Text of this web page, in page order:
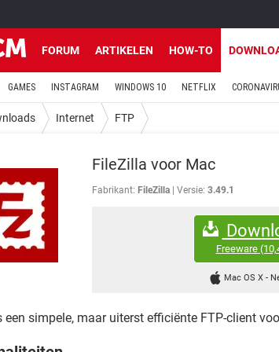
FORUM ARTIKELEN HOW-TO
GAMES INSTAGRAM WINDOWS 10 NETFLIX
Internet FTP
FileZilla voor Mac
Fabrikant: FileZilla Versie: 3.49.1
Freeware
Mac OS X-
een simpele, maar uiterst efficiënte FTP-client